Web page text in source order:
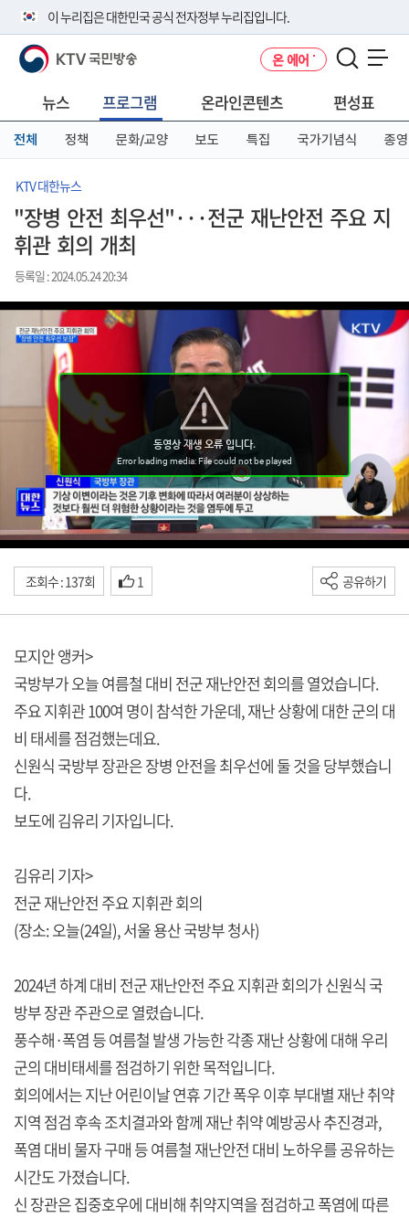
이 누리집은 대한민국 공식 전자정부 누리집입니다.
공식 누리집 주소 확인하기
니다.
이밖에 or.kr 또는 .kr등 다른 도메인 주소를 사용하고 있다면 아래 URL에
서 도메인 주소를 확인해 보세요
KTV 국민방송 온 에어
뉴스 프로그램 온라인콘텐츠 편성표
전체 정책 문화/교양 보도 특집 국가기념식 종영
KTV 대한뉴스
"장병 안전 최우선"···전군 재난안전 주요 지
휘관 회의 개최
등록일 : 2024.05.24 20:34
조회수 : 137회 1 공유하기
모지안 앵커>
국방부가 오늘 여름철 대비 전군 재난안전 회의를 열었습니다.
주요 지휘관 100여 명이 참석한 가운데, 재난 상황에 대한 군의 대
비 태세를 점검했는데요.
신원식 국방부 장관은 장병 안전을 최우선에 둘 것을 당부했습니
다.
보도에 김유리 기자입니다.
김유리 기자>
전군 재난안전 주요 지휘관 회의
(장소: 오늘(24일), 서울 용산 국방부 청사)
2024년 하계 대비 전군 재난안전 주요 지휘관 회의가 신원식 국
방부 장관 주관으로 열렸습니다.
풍수해·폭염 등 여름철 발생 가능한 각종 재난 상황에 대해 우리
군의 대비태세를 점검하기 위한 목적입니다.
회의에서는 지난 어린이날 연휴 기간 폭우 이후 부대별 재난 취약
지역 점검 후속 조치결과와 함께 재난 취약 예방공사 추진경과,
폭염 대비 물자 구매 등 여름철 재난안전 대비 노하우를 공유하는
시간도 가졌습니다.
신 장관은 집중호우에 대비해 취약지역을 점검하고 폭염에 따른